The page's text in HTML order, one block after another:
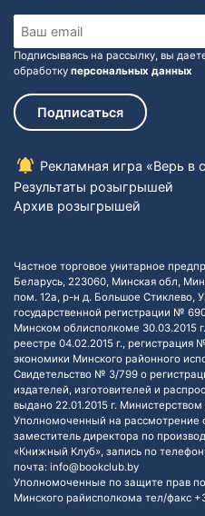
Подписываясь на рассылку, вы
обработку персональных данных
Подписаться
Рекламная игра «Верь в
Результаты розыгрышей
Архив розыгрышей
Частное торговое унитарное
Беларусь, 223060, Минская обл,
пом. 12а, р-н д. Большое Стиклево,
государственной регистрации №
Минском облисполкоме 30.03.2015
реестре 04.02.2015 г.,
экономики Минского районного
Свидетельство № 3/799 о
издателей, изготовителей и
выдано 22.01.2015 г.
Уполномоченный на рассмотрение
заместитель директора по
«Книжный Клуб», запись по
почта: info@bookclub.by
Уполномоченные по защите прав
Минского райисполкома тел/факс